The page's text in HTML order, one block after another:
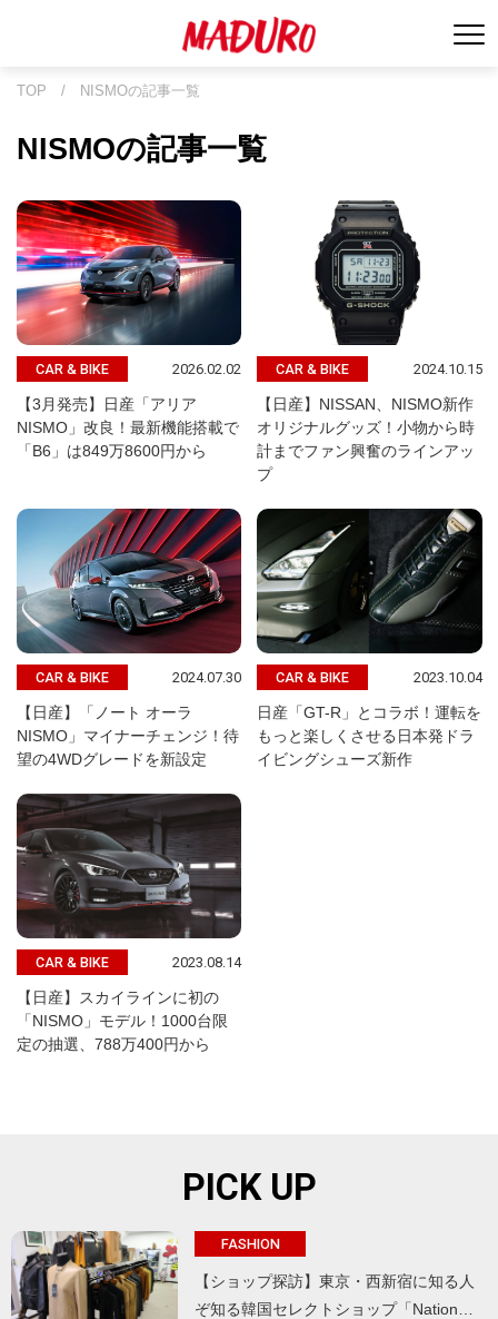
TOP / NISMOの記事一覧
NISMOの記事一覧
CAR & BIKE 2026.02.02
【3月発売】日産「アリア
NISMO」改良！最新機能搭載で
「B6」は849万8600円から
CAR & BIKE 2024.10.15
【日産】NISSAN、NISMO新作
オリジナルグッズ！小物から時
計までファン興奮のラインアッ
プ
CAR & BIKE 2024.07.30
【日産】「ノート オーラ
NISMO」マイナーチェンジ！待
望の4WDグレードを新設定
CAR & BIKE 2023.10.04
日産「GT-R」とコラボ！運転を
もっと楽しくさせる日本発ドラ
イビングシューズ新作
CAR & BIKE 2023.08.14
【日産】スカイラインに初の
「NISMO」モデル！1000台限
定の抽選、788万400円から
PICK UP
FASHION
【ショップ探訪】東京・西新宿に知る人
ぞ知る韓国セレクトショップ「Nation…